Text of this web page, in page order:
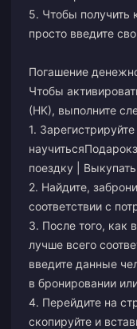
5. Чтобы получить
просто введите
Погашение
Чтобы
(HK), выполните
1.
научитьсяПодарок
поездку |
2. Найдите,
соответствии с
3. После того, как
лучше всего
введите данные
в бронировании
4. Перейдите на
скопируйте и